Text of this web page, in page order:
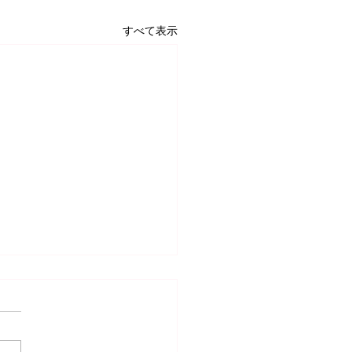
すべて表示